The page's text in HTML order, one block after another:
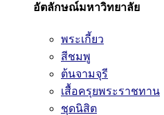
อัตลักษณ์มหาวิทยาลัย
พระเกี้ยว
สีชมพู
ต้นจามจุรี
เสื้อครุยพระราชทาน
ชุดนิสิต